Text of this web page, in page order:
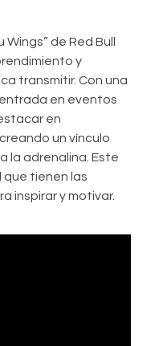
Wings” de Red Bull
y
transmitir. Con una
en eventos
en
, creando un vínculo
la adrenalina. Este
que tienen las
inspirar y motivar.